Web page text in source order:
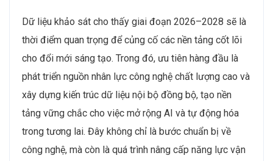
Dữ liệu khảo sát cho thấy giai đoạn 2026–2028 sẽ là
thời điểm quan trọng để củng cố các nền tảng cốt lõi
cho đổi mới sáng tạo. Trong đó, ưu tiên hàng đầu là
phát triển nguồn nhân lực công nghệ chất lượng cao và
xây dựng kiến trúc dữ liệu nội bộ đồng bộ, tạo nền
tảng vững chắc cho việc mở rộng AI và tự động hóa
trong tương lai. Đây không chỉ là bước chuẩn bị về
công nghệ, mà còn là quá trình nâng cấp năng lực vận